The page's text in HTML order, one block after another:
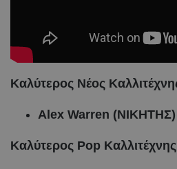
Καλύτερος Νέος
Alex Warren (ΝΙΚΗΤΗΣ)
Καλύτερος Pop